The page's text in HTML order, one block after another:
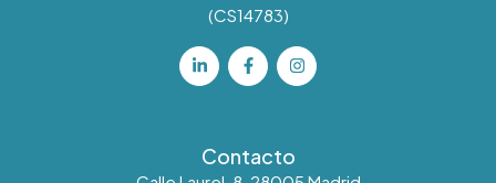
(CS14783)
Contacto